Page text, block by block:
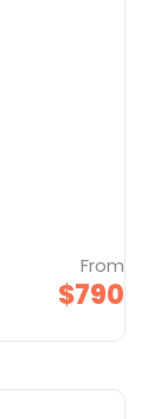
From
$790